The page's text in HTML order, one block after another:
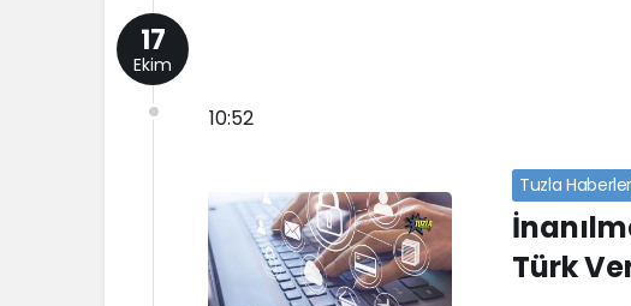
Haberleri
17
Ekim
10:52
Tuzla
Türk